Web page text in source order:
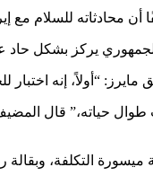
محادثاته للسلام مع
يركز بشكل حاد
مايرز: “أولاً، إنه
حياته،” قال